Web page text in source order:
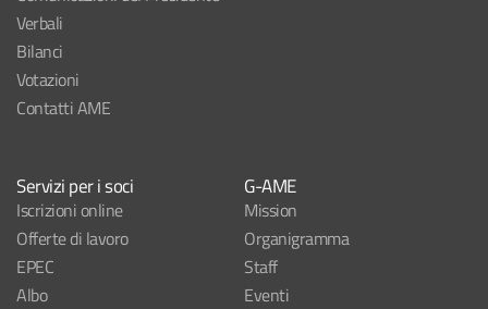
Verbali
Bilanci
Votazioni
Contatti AME
Servizi per i soci
Iscrizioni online
Offerte di lavoro
EPEC
Albo
G-AME
Mission
Organigramma
Staff
Eventi